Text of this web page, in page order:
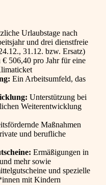
Urlaubstage nach
und drei dienstfreie
31.12. bzw. Ersatz)
€ 506,40 pro Jahr für eine
Ein Arbeitsumfeld, das
Unterstützung bei
Weiterentwicklung
Maßnahmen
und berufliche
Ermäßigungen in
mehr sowie
und spezielle
mit Kindern